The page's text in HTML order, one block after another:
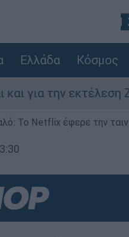
Ελλάδα Κόσμος
εκτέλεση Ζαμπούνη
Το Netflix έφερε την